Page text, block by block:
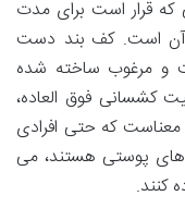
قرار است برای مدت
آن است. کف بند دست
و مرغوب ساخته شده
کشسانی فوق العاده،
که حتی افرادی
پوستی هستند، می
کنند.